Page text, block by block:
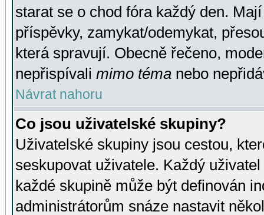
starat se o chod fóra každý den.
příspěvky, zamykat/odemykat,
která spravují. Obecně řečeno,
nepřispívali mimo téma nebo
Návrat nahoru
Co jsou uživatelské skupiny?
Uživatelské skupiny jsou cestou,
seskupovat uživatele. Každý
každé skupině může být definován
administrátorům snáze nastavit